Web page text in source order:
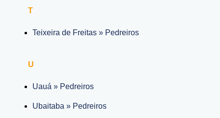
T
Teixeira de Freitas » Pedreiros
U
Uauá » Pedreiros
Ubaitaba » Pedreiros